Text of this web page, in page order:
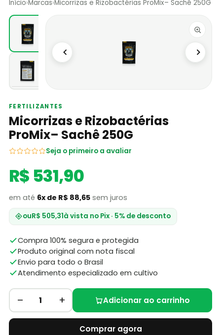
Início›Marcas›Micorrizas e Rizobactérias ProMix– Sachê 250G
FERTILIZANTES
Micorrizas e Rizobactérias
ProMix– Sachê 250G
Seja o primeiro a avaliar
R$ 531,90
em até 6x de R$ 88,65sem juros
ouR$ 505,31à vista no Pix · 5% de desconto
Compra 100% segura e protegida
Produto original com nota fiscal
Envio para todo o Brasil
Atendimento especializado em cultivo
– 1 + Adicionar ao carrinho
Comprar agora